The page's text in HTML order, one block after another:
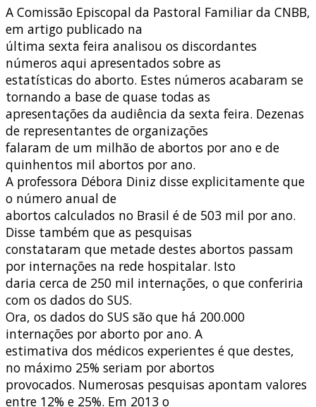
A Comissão Episcopal da Pastoral Familiar da CNBB,
em artigo publicado na
última sexta feira analisou os discordantes
números aqui apresentados sobre as
estatísticas do aborto. Estes números acabaram se
tornando a base de quase todas as
apresentações da audiência da sexta feira. Dezenas
de representantes de organizações
falaram de um milhão de abortos por ano e de
quinhentos mil abortos por ano.
A professora Débora Diniz disse explicitamente que
o número anual de
abortos calculados no Brasil é de 503 mil por ano.
Disse também que as pesquisas
constataram que metade destes abortos passam
por internações na rede hospitalar. Isto
daria cerca de 250 mil internações, o que conferiria
com os dados do SUS.
Ora, os dados do SUS são que há 200.000
internações por aborto por ano. A
estimativa dos médicos experientes é que destes,
no máximo 25% seriam por abortos
provocados. Numerosas pesquisas apontam valores
entre 12% e 25%. Em 2013 o